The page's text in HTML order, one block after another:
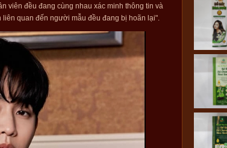
viên đều đang cùng nhau xác minh thông tin và
quan đến người mẫu đều đang bị hoãn lại".